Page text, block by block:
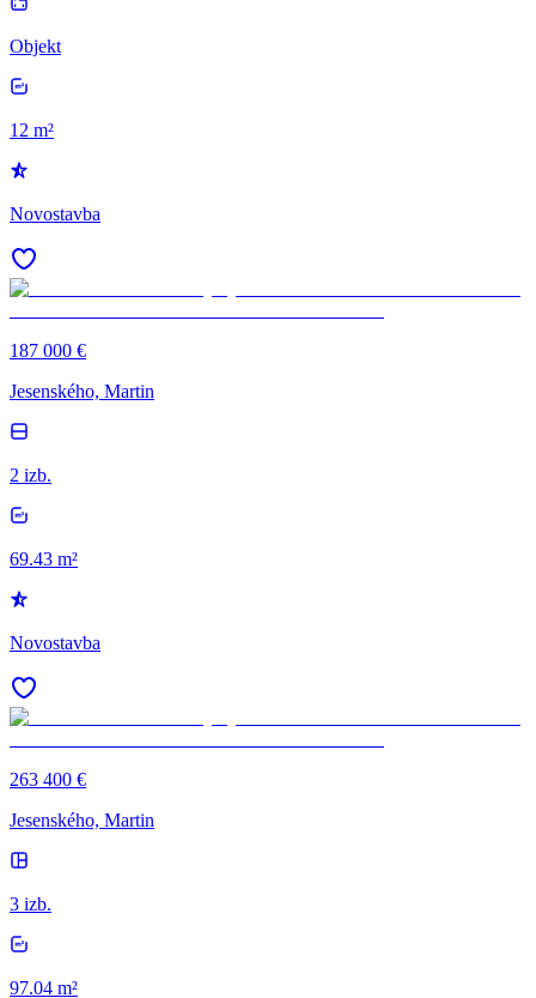
Objekt
12 m²
Novostavba
187 000 €
Jesenského, Martin
2 izb.
69.43 m²
Novostavba
263 400 €
Jesenského, Martin
3 izb.
97.04 m²